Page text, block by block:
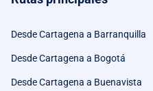
Desde Cartagena a Barranquilla
Desde Cartagena a Bogotá
Desde Cartagena a Buenavista